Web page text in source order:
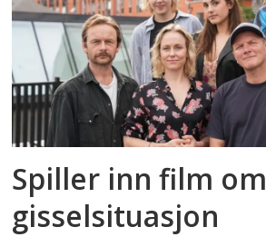
Spiller inn film om
gisselsituasjon